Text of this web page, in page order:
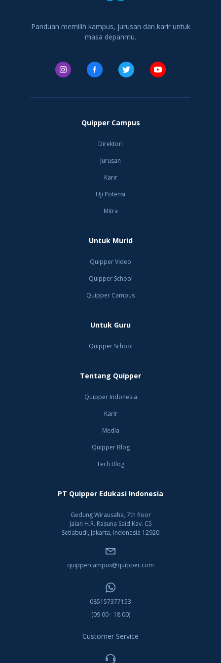
Panduan memilih kampus, jurusan dan karir untuk
masa depanmu.
Quipper Campus
Direktori
Jurusan
Karir
Uji Potensi
Mitra
Untuk Murid
Quipper Video
Quipper School
Quipper Campus
Untuk Guru
Quipper School
Tentang Quipper
Quipper Indonesia
Karir
Media
Quipper Blog
Tech Blog
PT Quipper Edukasi Indonesia
Gedung Wirausaha, 7th floor
Jalan H.R. Rasuna Said Kav. C5
Setiabudi, Jakarta, Indonesia 12920
quippercampus@quipper.com
085157377153
(09.00 - 18.00)
Customer Service